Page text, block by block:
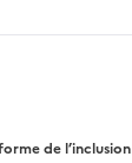
de l’inclusion